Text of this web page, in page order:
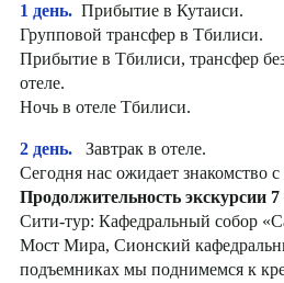
1 день. Прибытие в Кутаиси.
Групповой трансфер в Тбилиси.
Прибытие в Тбилиси, трансфер
отеле.
Ночь в отеле Тбилиси.
2 день. Завтрак в отеле.
Сегодня нас ожидает знакомство
Продолжительность экскурсии 7
Сити-тур: Кафедральный собор
Мост Мира, Сионский
подъемниках мы поднимемся к